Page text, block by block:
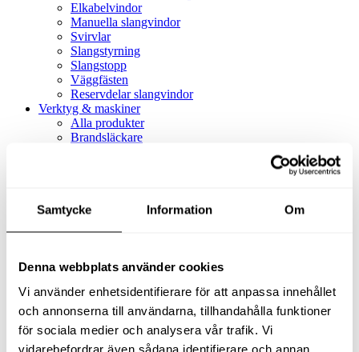
Samtycke Information Om
Denna webbplats använder cookies
Vi använder enhetsidentifierare för att anpassa innehållet
och annonserna till användarna, tillhandahålla funktioner
för sociala medier och analysera vår trafik. Vi
vidarebefordrar även sådana identifierare och annan
Elkabelvindor
Manuella slangvindor
Svirvlar
Slangstyrning
Slangstopp
Väggfästen
Reservdelar slangvindor
Verktyg & maskiner
Alla produkter
Brandsläckare
Alla produkter
Slangfäste
Textil- & Våtdammsugare
Tillbehör Textil- & våtdammsugare
Adaptrar
Dammsugare